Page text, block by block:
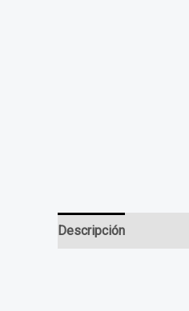
Descripción